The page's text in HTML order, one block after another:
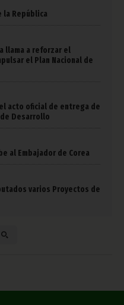
la República
llama a reforzar el
el Plan Nacional de
acto oficial de entrega de
Desarrollo
al Embajador de Corea
varios Proyectos de